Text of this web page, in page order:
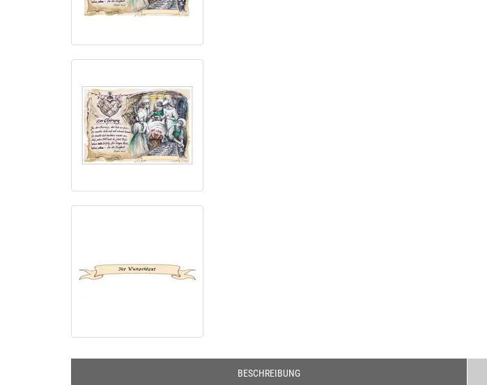
BESCHREIBUNG